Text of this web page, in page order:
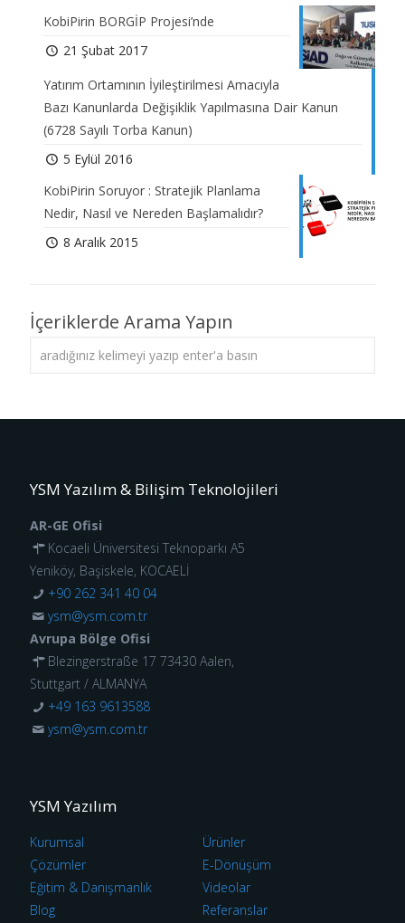
KobiPirin BORGİP Projesi’nde
21 Şubat 2017
Yatırım Ortamının İyileştirilmesi Amacıyla
Bazı Kanunlarda Değişiklik Yapılmasına Dair Kanun
(6728 Sayılı Torba Kanun)
5 Eylül 2016
KobiPirin Soruyor : Stratejik Planlama
Nedir, Nasıl ve Nereden Başlamalıdır?
8 Aralık 2015
İçeriklerde Arama Yapın
YSM Yazılım & Bilişim Teknolojileri
AR-GE Ofisi
Kocaeli Üniversitesi Teknoparkı A5
Yeniköy, Başiskele, KOCAELİ
+90 262 341 40 04
ysm@ysm.com.tr
Avrupa Bölge Ofisi
Blezingerstraße 17 73430 Aalen,
Stuttgart / ALMANYA
+49 163 9613588
ysm@ysm.com.tr
YSM Yazılım
Kurumsal
Ürünler
Çözümler
E-Dönüşüm
Eğitim & Danışmanlık
Videolar
Blog
Referanslar